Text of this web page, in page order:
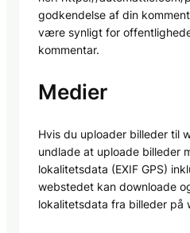
godkendelse af din
være synligt for
kommentar.
Medier
Hvis du uploader billeder til
undlade at uploade billeder
lokalitetsdata (EXIF GPS)
webstedet kan downloade
lokalitetsdata fra billeder på